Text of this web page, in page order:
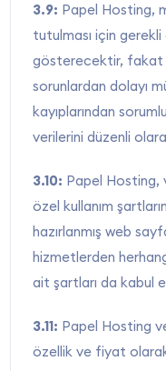
3.9: Papel Hosting,
tutulması için
gösterecektir, fakat
sorunlardan dolayı
kayıplarından
verilerini düzenli
3.10: Papel Hosting,
özel kullanım
hazırlanmış web
hizmetlerden
ait şartları da kabul
3.11: Papel Hosting
özellik ve fiyat